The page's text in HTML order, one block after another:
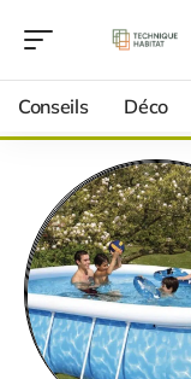
Conseils Déco